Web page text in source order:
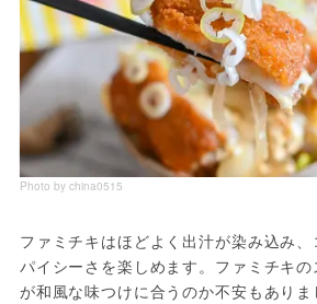
Photo by china0515
ファミチキはほどよく出汁が染み込み
パイシーさを楽しめます。ファミチキ
が和風な味つけに合うのか不安もあり